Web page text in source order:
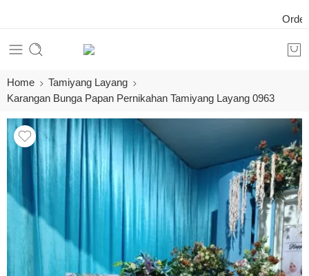
Order 24
Home
Tamiyang Layang
Karangan Bunga Papan Pernikahan Tamiyang Layang 0963